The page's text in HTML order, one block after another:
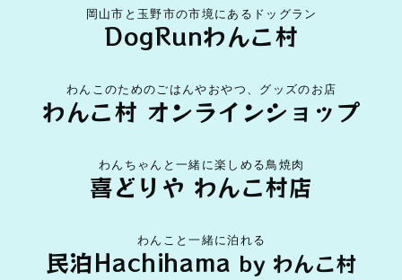
岡山市と玉野市の市境にあるドッグラン
DogRunわんこ村
わんこのためのごはんやおやつ、グッズのお店
わんこ村 オンラインショップ
わんちゃんと一緒に楽しめる鳥焼肉
喜どりや わんこ村店
わんこと一緒に泊れる
民泊Hachihama by わんこ村